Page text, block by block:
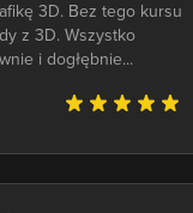
3D. Bez tego kursu
z 3D. Wszystko
i dogłębnie...